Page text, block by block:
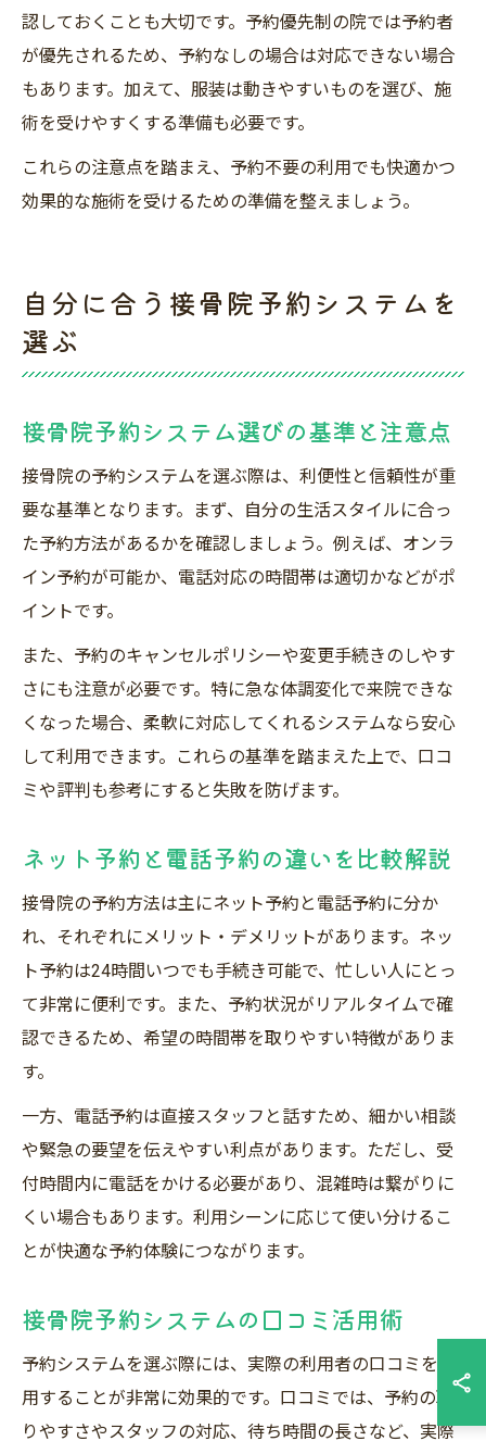
認しておくことも大切です。予約優先制の院では予約者
が優先されるため、予約なしの場合は対応できない場合
もあります。加えて、服装は動きやすいものを選び、施
術を受けやすくする準備も必要です。
これらの注意点を踏まえ、予約不要の利用でも快適かつ
効果的な施術を受けるための準備を整えましょう。
自分に合う接骨院予約システムを
選ぶ
接骨院予約システム選びの基準と注意点
接骨院の予約システムを選ぶ際は、利便性と信頼性が重
要な基準となります。まず、自分の生活スタイルに合っ
た予約方法があるかを確認しましょう。例えば、オンラ
イン予約が可能か、電話対応の時間帯は適切かなどがポ
イントです。
また、予約のキャンセルポリシーや変更手続きのしやす
さにも注意が必要です。特に急な体調変化で来院できな
くなった場合、柔軟に対応してくれるシステムなら安心
して利用できます。これらの基準を踏まえた上で、口コ
ミや評判も参考にすると失敗を防げます。
ネット予約と電話予約の違いを比較解説
接骨院の予約方法は主にネット予約と電話予約に分か
れ、それぞれにメリット・デメリットがあります。ネッ
ト予約は24時間いつでも手続き可能で、忙しい人にとっ
て非常に便利です。また、予約状況がリアルタイムで確
認できるため、希望の時間帯を取りやすい特徴がありま
す。
一方、電話予約は直接スタッフと話すため、細かい相談
や緊急の要望を伝えやすい利点があります。ただし、受
付時間内に電話をかける必要があり、混雑時は繋がりに
くい場合もあります。利用シーンに応じて使い分けるこ
とが快適な予約体験につながります。
接骨院予約システムの口コミ活用術
予約システムを選ぶ際には、実際の利用者の口コミを活
用することが非常に効果的です。口コミでは、予約の取
りやすさやスタッフの対応、待ち時間の長さなど、実際